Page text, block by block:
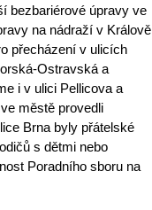
bezbariérové úpravy ve
na nádraží v Králově
přecházení v ulicích
Ostravská a
i v ulici Pellicova a
městě provedli
Brna byly přátelské
s dětmi nebo
Poradního sboru na